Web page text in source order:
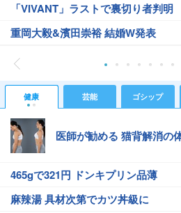
「VIVANT」ラストで裏切り者判明
重岡大毅&濱田崇裕 結婚W発表
健康 芸能 ゴシップ
医師が勧める 猫背解消の
465gで321円 ドンキプリン品薄
麻辣湯 具材次第でカツ丼級に